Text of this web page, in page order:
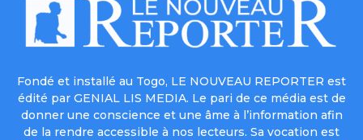
Fondé et installé au Togo, LE NOUVEAU REPORTER est
édité par GENIAL LIS MEDIA. Le pari de ce média est de
donner une conscience et une âme à l’information afin
de la rendre accessible à nos lecteurs. Sa vocation est